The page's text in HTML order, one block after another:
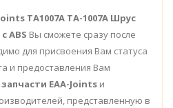
TA1007A TA-1007A Шрус
ABS Вы сможете сразу после
для присвоения Вам статуса
и предоставления Вам
запчасти EAA-Joints и
представленную в